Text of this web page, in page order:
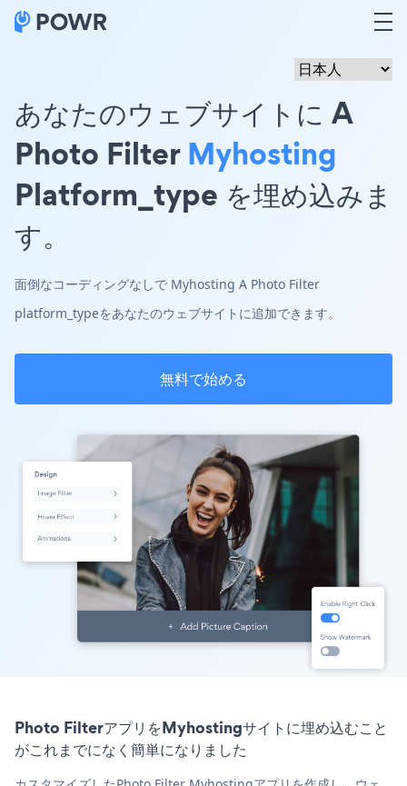
あなたのウェブサイトに A
Photo FilterMyhosting
Platform_type を埋め込みま
す。
面倒なコーディングなしで Myhosting A Photo Filter
platform_typeをあなたのウェブサイトに追加できます。
無料で始める
Photo FilterアプリをMyhostingサイトに埋め込むこと
がこれまでになく簡単になりました